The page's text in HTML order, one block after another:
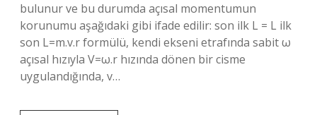
bulunur ve bu durumda açısal momentumun
korunumu aşağıdaki gibi ifade edilir: son ilk L = L ilk
son L=m.v.r formülü, kendi ekseni etrafında sabit ω
açısal hızıyla V=ω.r hızında dönen bir cisme
uygulandığında, v…